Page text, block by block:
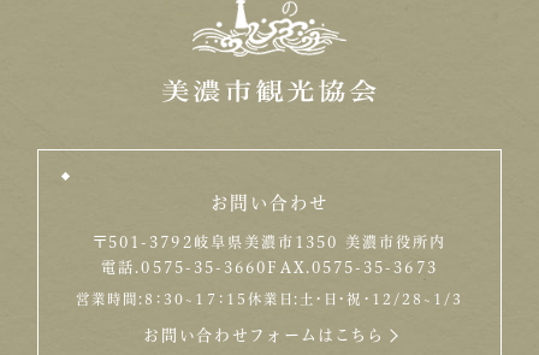
お問い合わせ
〒501-3792 岐阜県美濃市1350 美濃市役所内
電話.0575-35-3660 FAX.0575-35-3673
営業時間:8：30~17：15 休業日:土・日・祝・12/28~1/3
お問い合わせフォームはこちら